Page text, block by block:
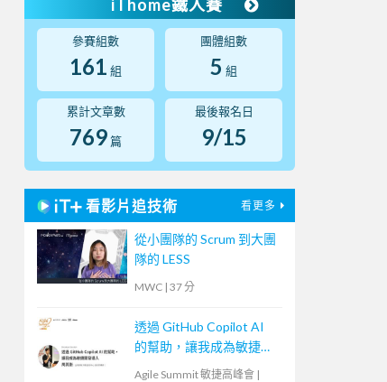
iThome鐵人賽
參賽組數
161 組
團體組數
5 組
累計文章數
769 篇
最後報名日
9/15
看影片追技術 看更多
從小團隊的 Scrum 到大團
隊的 LESS
MWC | 37 分
透過 GitHub Copilot AI
的幫助，讓我成為敏捷開
Agile Summit 敏捷高峰會 |